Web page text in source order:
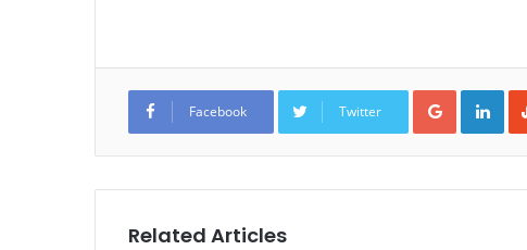
Facebook Twitter
Google+
Related Articles